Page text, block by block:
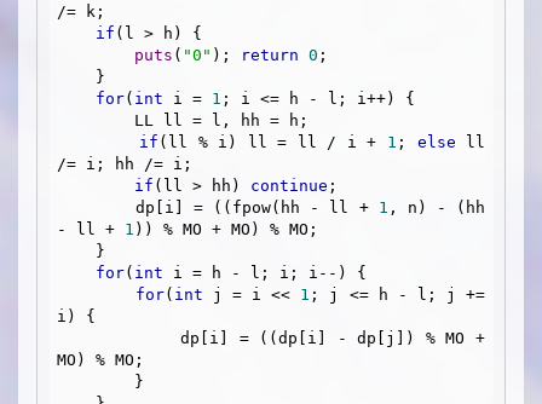
/= k;
if (l > h) {
puts ( "0" ); return 0 ;
for( int i = 1 ; i <= h - l; i++) {
if (ll % i) ll = ll / i + 1 ; else ll
/= i; hh /= i;
if (ll > hh) continue ;
        dp[i] = ((fpow(hh - ll +
1 , n) - (hh
- ll + 1 )) % MO + MO) % MO;
for( int i = h - l; i; i--) {
for( int j = i << 1 ; j <= h - l; j +=
i) {
            dp[i] = ((dp[i] - dp[j]) % MO +
MO) % MO;